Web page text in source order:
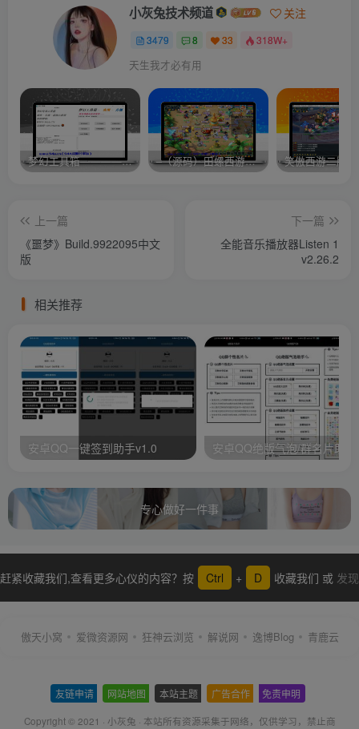
小灰兔技术频道 关注
3479 8 33 318W+
天生我才必有用
梦幻工具箱————-免费 –（源码）田螺西游9.0 假人摆摊18门派飞升渡劫化圣助战最新BB谛听…. 笑傲西游二版-
上一篇
《噩梦》Build.9922095中文
版
下一篇
全能音乐播放器Listen 1
v2.26.2
相关推荐
安卓QQ一键签到助手v1.0 安卓QQ绝版气泡/群名片助手
专心做好一件事
赶紧收藏我们,查看更多心仪的内容？按 Ctrl + D 收藏我们 或 发现
傲天小窝 爱微资源网 狂神云浏览 解说网 逸博Blog 青鹿云
友链申请 网站地图 本站主题 广告合作 免责申明
Copyright © 2021 · 小灰兔 · 本站所有资源采集于网络，仅供学习，禁止商